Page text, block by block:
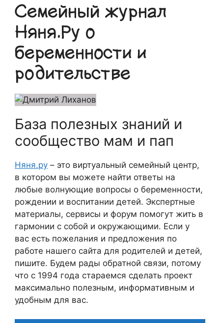
Семейный журнал
Няня.Ру о
беременности и
родительстве
База полезных знаний и
сообщество мам и пап
Няня.ру – это виртуальный семейный центр,
в котором вы можете найти ответы на
любые волнующие вопросы о беременности,
рождении и воспитании детей. Экспертные
материалы, сервисы и форум помогут жить в
гармонии с собой и окружающими. Если у
вас есть пожелания и предложения по
работе нашего сайта для родителей и детей,
пишите. Будем рады обратной связи, потому
что c 1994 года стараемся сделать проект
максимально полезным, информативным и
удобным для вас.